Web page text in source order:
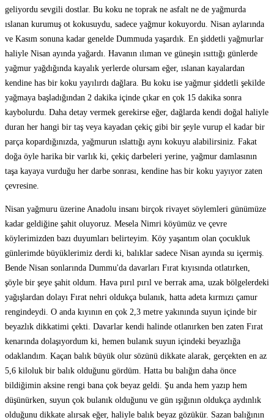
geliyordu sevgili dostlar. Bu koku ne toprak ne asfalt ne de yağmurda
ıslanan kurumuş ot kokusuydu, sadece yağmur kokuyordu. Nisan aylarında
ve Kasım sonuna kadar genelde Dummuda yaşardık. En şiddetli yağmurlar
haliyle Nisan ayında yağardı. Havanın ılıman ve güneşin ısıttığı günlerde
yağmur yağdığında kayalık yerlerde olursam eğer, ıslanan kayalardan
kendine has bir koku yayılırdı dağlara. Bu koku ise yağmur şiddetli şekilde
yağmaya başladığından 2 dakika içinde çıkar en çok 15 dakika sonra
kaybolurdu. Daha detay vermek gerekirse eğer, dağlarda kendi doğal haliyle
duran her hangi bir taş veya kayadan çekiç gibi bir şeyle vurup el kadar bir
parça kopardığınızda, yağmurun ıslattığı aynı kokuyu alabilirsiniz. Fakat
doğa öyle harika bir varlık ki, çekiç darbeleri yerine, yağmur damlasının
taşa kayaya vurduğu her darbe sonrası, kendine has bir koku yayıyor zaten
çevresine.
Nisan yağmuru üzerine Anadolu insanı birçok rivayet söylemleri günümüze
kadar geldiğine şahit oluyoruz. Mesela Nimri köyümüz ve çevre
köylerimizden bazı duyumları belirteyim. Köy yaşantım olan çocukluk
günlerimde büyüklerimiz derdi ki, balıklar sadece Nisan ayında su içermiş.
Bende Nisan sonlarında Dummu'da davarları Fırat kıyısında otlatırken,
şöyle bir şeye şahit oldum. Hava pırıl pırıl ve berrak ama, uzak bölgelerdeki
yağışlardan dolayı Fırat nehri oldukça bulanık, hatta adeta kırmızı çamur
rengindeydi. O anda kıyının en çok 2,3 metre yakınında suyun içinde bir
beyazlık dikkatimi çekti. Davarlar kendi halinde otlanırken ben zaten Fırat
kenarında dolaşıyordum ki, hemen bulanık suyun içindeki beyazlığa
odaklandım. Kaçan balık büyük olur sözünü dikkate alarak, gerçekten en az
5,6 kiloluk bir balık olduğunu gördüm. Hatta bu balığın daha önce
bildiğimin aksine rengi bana çok beyaz geldi. Şu anda hem yazıp hem
düşünürken, suyun çok bulanık olduğunu ve gün ışığının oldukça aydınlık
olduğunu dikkate alırsak eğer, haliyle balık beyaz gözükür. Sazan balığının